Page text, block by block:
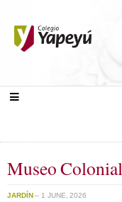
Museo Colonial
JARDÍN– 1 JUNE, 2026